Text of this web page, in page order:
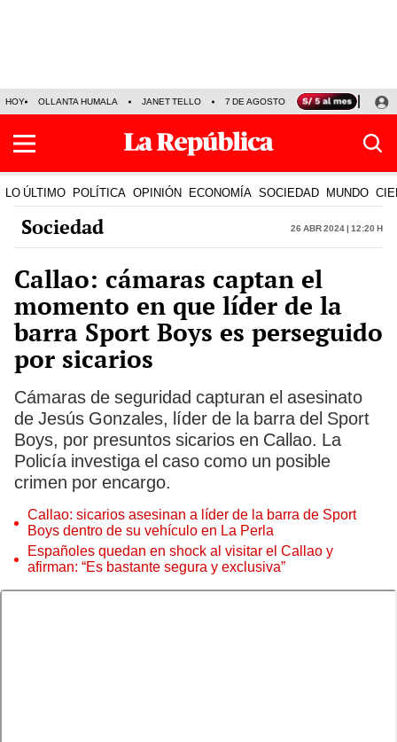
HOY OLLANTA HUMALA JANET TELLO 7 DE AGOSTO TINKA RESULTADOS
LO ÚLTIMO POLÍTICA OPINIÓN ECONOMÍA SOCIEDAD MUNDO
Sociedad 26 Abr 2024 | 12:20 h
Callao: cámaras captan el
momento en que líder de la
barra Sport Boys es perseguido
por sicarios
Cámaras de seguridad capturan el asesinato
de Jesús Gonzales, líder de la barra del Sport
Boys, por presuntos sicarios en Callao. La
Policía investiga el caso como un posible
crimen por encargo.
Callao: sicarios asesinan a líder de la barra de Sport
Boys dentro de su vehículo en La Perla
Españoles quedan en shock al visitar el Callao y
afirman: “Es bastante segura y exclusiva”